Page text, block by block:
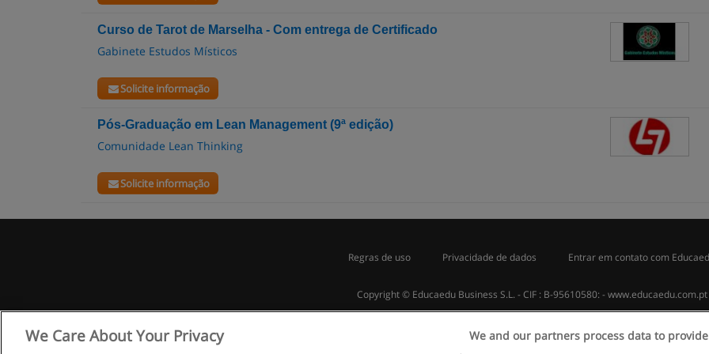
Curso de Tarot de Marselha - Com entrega de Certificado
Gabinete Estudos Místicos
Solicite informação
Pós-Graduação em Lean Management (9ª edição)
Comunidade Lean Thinking
Solicite informação
Regras de uso Privacidade de dados Entrar em contato com
Copyright © Educaedu Business S.L. - CIF : B-95610580: - www.educaedu.com.pt
We Care About Your Privacy We and our partners process data to